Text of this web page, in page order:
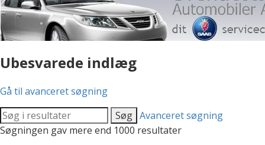
Ubesvarede indlæg
Gå til avanceret søgning
Søg Avanceret søgning
Søgningen gav mere end 1000 resultater